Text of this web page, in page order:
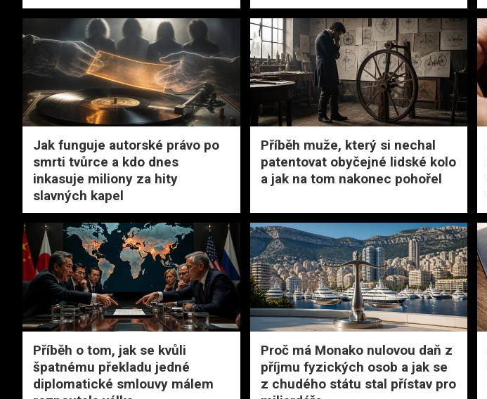
Jak funguje autorské právo po
smrti tvůrce a kdo dnes
inkasuje miliony za hity
slavných kapel
Příběh muže, který si nechal
patentovat obyčejné lidské kolo
a jak na tom nakonec pohořel
Příběh o tom, jak se kvůli
špatnému překladu jedné
diplomatické smlouvy málem
Proč má Monako nulovou daň z
příjmu fyzických osob a jak se
z chudého státu stal přístav pro